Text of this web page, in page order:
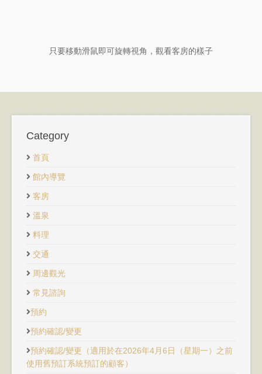
只要移動滑鼠即可旋轉視角，觀看客房的樣子
Category
首頁
館內導覽
客房
溫泉
料理
交通
周邊觀光
常見諮詢
預約
預約確認/變更
預約確認/變更（適用於在2026年4月6日（星期一）之前
使用舊預訂系統預訂的顧客）